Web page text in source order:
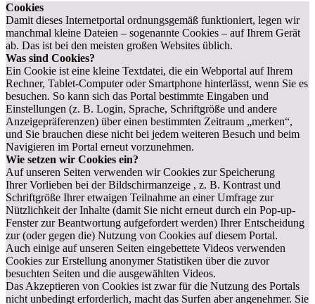
Cookies
Damit dieses Internetportal ordnungsgemäß funktioniert, legen wir
manchmal kleine Dateien – sogenannte Cookies – auf Ihrem Gerät
ab. Das ist bei den meisten großen Websites üblich.
Was sind Cookies?
Ein Cookie ist eine kleine Textdatei, die ein Webportal auf Ihrem
Rechner, Tablet-Computer oder Smartphone hinterlässt, wenn Sie es
besuchen. So kann sich das Portal bestimmte Eingaben und
Einstellungen (z. B. Login, Sprache, Schriftgröße und andere
Anzeigepräferenzen) über einen bestimmten Zeitraum „merken“,
und Sie brauchen diese nicht bei jedem weiteren Besuch und beim
Navigieren im Portal erneut vorzunehmen.
Wie setzen wir Cookies ein?
Auf unseren Seiten verwenden wir Cookies zur Speicherung
Ihrer Vorlieben bei der Bildschirmanzeige , z. B. Kontrast und
Schriftgröße Ihrer etwaigen Teilnahme an einer Umfrage zur
Nützlichkeit der Inhalte (damit Sie nicht erneut durch ein Pop-up-
Fenster zur Beantwortung aufgefordert werden) Ihrer Entscheidung
zur (oder gegen die) Nutzung von Cookies auf diesem Portal.
Auch einige auf unseren Seiten eingebettete Videos verwenden
Cookies zur Erstellung anonymer Statistiken über die zuvor
besuchten Seiten und die ausgewählten Videos.
Das Akzeptieren von Cookies ist zwar für die Nutzung des Portals
nicht unbedingt erforderlich, macht das Surfen aber angenehmer. Sie